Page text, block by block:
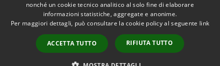
Accessibilità
Copyright © 2026 • Comune di
Borgo Valbelluna • Powered by
Municipium•
Accesso
redazione
nonché un cookie tecnico analitico al solo fine di elaborare
informazioni statistiche, aggregate e anonime.
Per maggiori dettagli, può consultare la cookie policy al seguente link
ACCETTA TUTTO RIFIUTA TUTTO